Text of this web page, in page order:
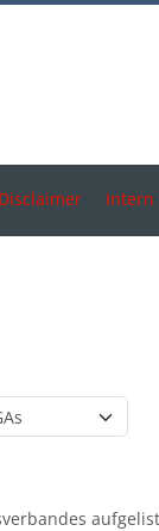
Disclaimer Intern